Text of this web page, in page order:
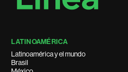
LATINOAMÉRICA
Latinoamérica y el mundo
Brasil